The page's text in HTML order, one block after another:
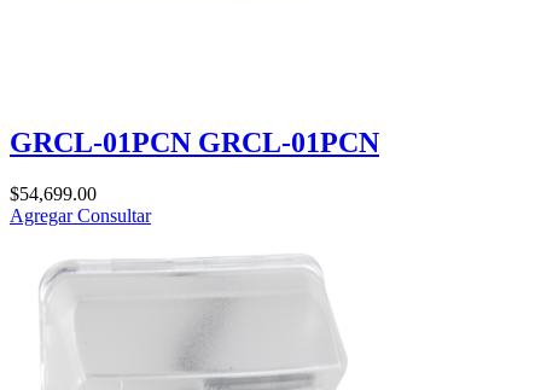
GRCL-01PCN GRCL-01PCN
$54,699.00
AgregarConsultar